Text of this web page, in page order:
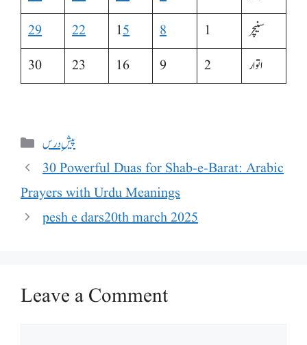
29
22 15 8 1
سنیچر
30
23 16 9 2 اتوار
Categories
پیشِ درس
30 Powerful Duas for Shab-e-Barat: Arabic
Prayers with Urdu Meanings
pesh e dars20th march 2025
Leave a Comment